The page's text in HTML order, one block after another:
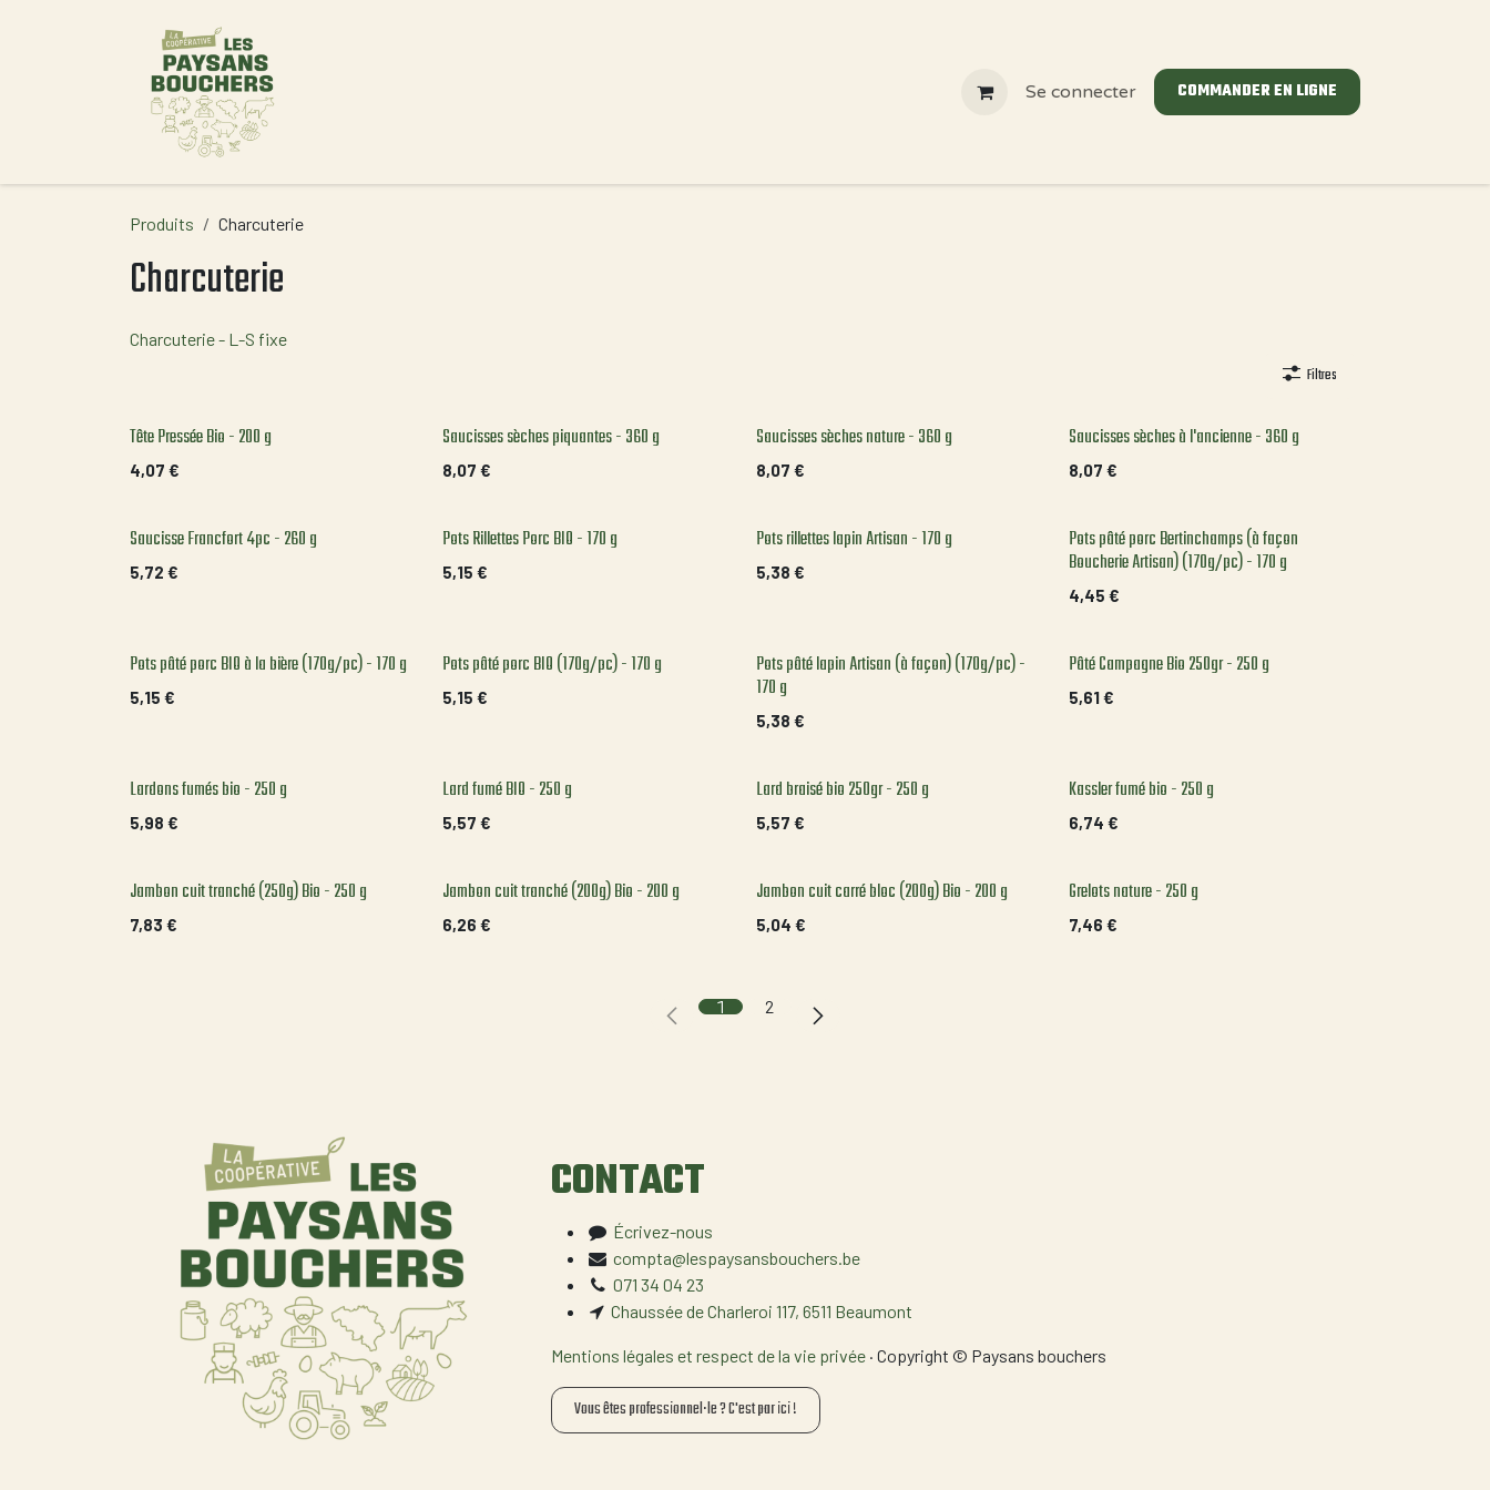
Se connecter COMMANDER EN LIGNE
Produits Charcuterie
Charcuterie
Charcuterie - L-S fixe
Filtres
Tête Pressée Bio - 200 g
4,07 €
Saucisses sèches piquantes - 360 g
8,07 €
Saucisses sèches nature - 360 g
8,07 €
Saucisses sèches à l'ancienne - 360 g
8,07 €
Saucisse Francfort 4pc - 260 g
5,72 €
Pots Rillettes Porc BIO - 170 g
5,15 €
Pots rillettes lapin Artisan - 170 g
5,38 €
Pots pâté porc Bertinchamps (à façon
Boucherie Artisan) (170g/pc) - 170 g
4,45 €
Pots pâté porc BIO à la bière (170g/pc) - 170 g
5,15 €
Pots pâté porc BIO (170g/pc) - 170 g
5,15 €
Pots pâté lapin Artisan (à façon) (170g/pc) -
170 g
5,38 €
Pâté Campagne Bio 250gr - 250 g
5,61€
Lardons fumés bio - 250 g
5,98 €
Lard fumé BIO - 250 g
5,57 €
Lard braisé bio 250gr - 250 g
5,57 €
Kassler fumé bio - 250 g
6,74 €
Jambon cuit tranché (250g) Bio - 250 g
7,83 €
Jambon cuit tranché (200g) Bio - 200 g
6,26 €
Jambon cuit carré bloc (200g) Bio - 200 g
5,04 €
Grelots nature - 250 g
7,46 €
1 2
CONTACT
Écrivez-nous
compta@lespaysansbouchers.be
071 34 04 23
Chaussée de Charleroi 117, 6511 Beaumont
Mentions légales et respect de la vie privée · Copyright © Paysans bouchers
Vous êtes professionnel·le ? C'est par ici !